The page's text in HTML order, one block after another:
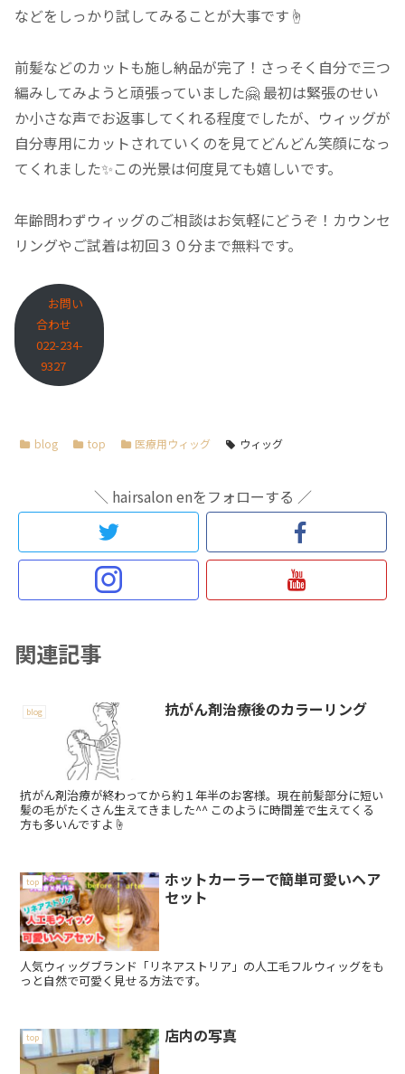
などをしっかり試してみることが大事です☝️
前髪などのカットも施し納品が完了！さっそく自分で三つ
編みしてみようと頑張っていました🤗 最初は緊張のせい
か小さな声でお返事してくれる程度でしたが、ウィッグが
自分専用にカットされていくのを見てどんどん笑顔になっ
てくれました✨この光景は何度見ても嬉しいです。
年齢問わずウィッグのご相談はお気軽にどうぞ！カウンセ
リングやご試着は初回３０分まで無料です。
お問い
合わせ
022-234-
9327
blog top 医療用ウィッグ ウィッグ
＼ hairsalon enをフォローする ／
関連記事
blog 抗がん剤治療後のカラーリング
抗がん剤治療が終わってから約１年半のお客様。現在前髪部分に短い
髪の毛がたくさん生えてきました^^ このように時間差で生えてくる
方も多いんですよ☝️
top
ホットカーラーで簡単可愛いヘア
セット
人気ウィッグブランド「リネアストリア」の人工毛フルウィッグをも
っと自然で可愛く見せる方法です。
top 店内の写真